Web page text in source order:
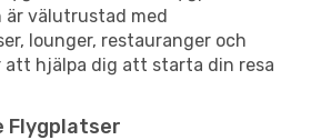
är välutrustad med
lounger, restauranger och
hjälpa dig att starta din resa
Flygplatser